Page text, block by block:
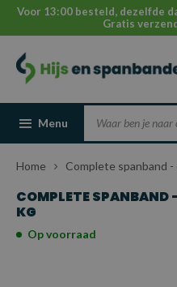
Voor 13:00 besteld, dezelfde
Gratis
Menu
Home Complete spanband
COMPLETE SPANBAND
KG
Op voorraad